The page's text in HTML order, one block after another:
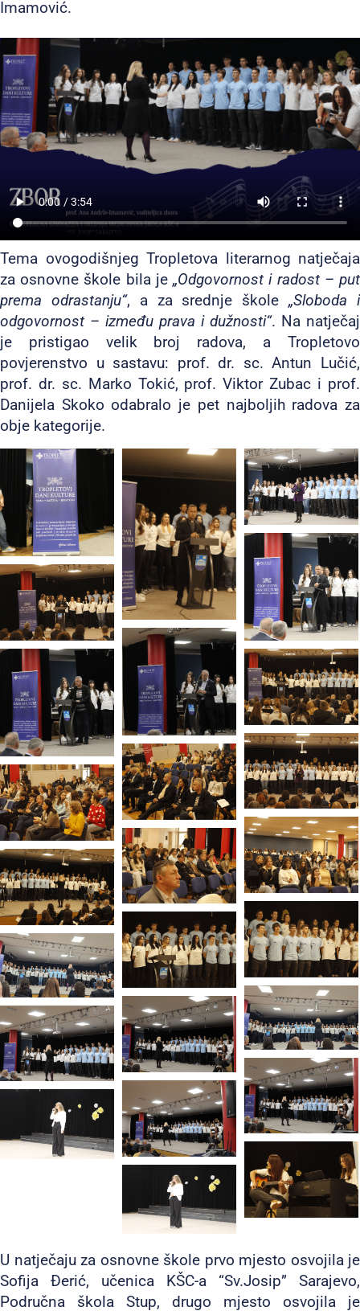
Imamović.
Tema ovogodišnjeg Tropletova literarnog natječaja
za osnovne škole bila je„Odgovornost i radost – put
prema odrastanju“, a za srednje škole„Sloboda i
odgovornost – između prava i dužnosti“. Na natječaj
je pristigao velik broj radova, a Tropletovo
povjerenstvo u sastavu: prof. dr. sc. Antun Lučić,
prof. dr. sc. Marko Tokić, prof. Viktor Zubac i prof.
Danijela Skoko odabralo je pet najboljih radova za
obje kategorije.
U natječaju za osnovne škole prvo mjesto osvojila je
Sofija Đerić, učenica KŠC-a “Sv.Josip” Sarajevo,
Područna škola Stup, drugo mjesto osvojila je